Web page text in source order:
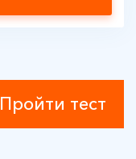
Пройти тест